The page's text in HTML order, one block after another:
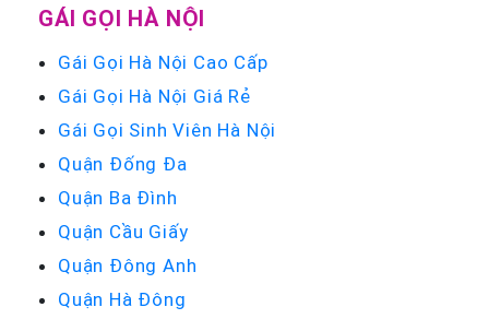
GÁI GỌI HÀ NỘI
Gái Gọi Hà Nội Cao Cấp
Gái Gọi Hà Nội Giá Rẻ
Gái Gọi Sinh Viên Hà Nội
Quận Đống Đa
Quận Ba Đình
Quận Cầu Giấy
Quận Đông Anh
Quận Hà Đông